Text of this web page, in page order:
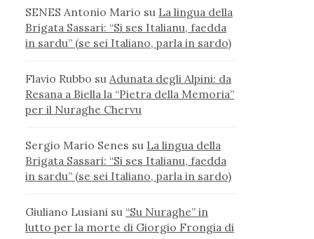
SENES Antonio Mario su La lingua della
Brigata Sassari: “Si ses Italianu, faedda
in sardu” (se sei Italiano, parla in sardo)
Flavio Rubbo su Adunata degli Alpini: da
Resana a Biella la “Pietra della Memoria”
per il Nuraghe Chervu
Sergio Mario Senes su La lingua della
Brigata Sassari: “Si ses Italianu, faedda
in sardu” (se sei Italiano, parla in sardo)
Giuliano Lusiani su “Su Nuraghe” in
lutto per la morte di Giorgio Frongia di